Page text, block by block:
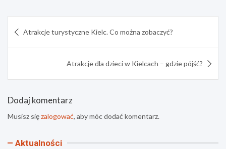
wpisu
Atrakcje turystyczne Kielc. Co można zobaczyć?
Atrakcje dla dzieci w Kielcach – gdzie pójść?
Dodaj komentarz
Musisz sięzalogować, aby móc dodać komentarz.
Aktualności